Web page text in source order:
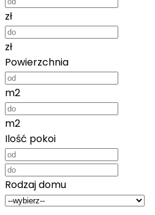
zł
zł
Powierzchnia
m2
m2
Ilość pokoi
Rodzaj domu